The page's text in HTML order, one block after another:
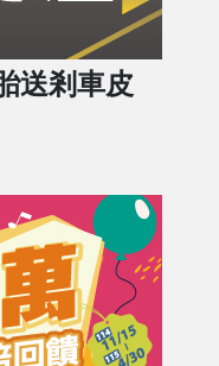
送剎車皮